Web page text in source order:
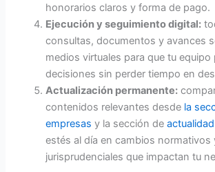
honorarios claros y forma de pago.
Ejecución y seguimiento digital:
consultas, documentos y avances
medios virtuales para que tu equipo
decisiones sin perder tiempo en
Actualización permanente:
contenidos relevantes desde la
empresasy la sección de
estés al día en cambios normativos
jurisprudenciales que impactan tu